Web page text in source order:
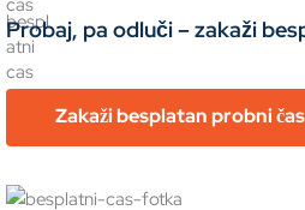
Probaj, pa odluči – zakaži
Zakaži besplatan probni čas